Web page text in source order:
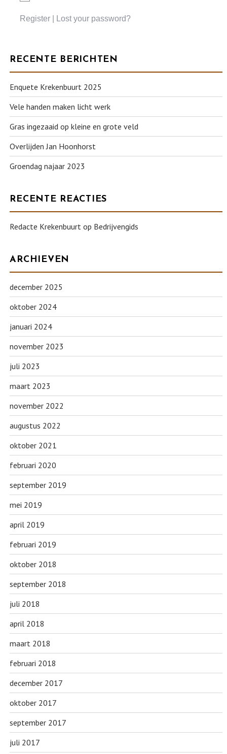
Register Lost your password?
RECENTE BERICHTEN
Enquete Krekenbuurt 2025
Vele handen maken licht werk
Gras ingezaaid op kleine en grote veld
Overlijden Jan Hoonhorst
Groendag najaar 2023
RECENTE REACTIES
Redacte Krekenbuurt op Bedrijvengids
ARCHIEVEN
december 2025
oktober 2024
januari 2024
november 2023
juli 2023
maart 2023
november 2022
augustus 2022
oktober 2021
februari 2020
september 2019
mei 2019
april 2019
februari 2019
oktober 2018
september 2018
juli 2018
april 2018
maart 2018
februari 2018
december 2017
oktober 2017
september 2017
juli 2017